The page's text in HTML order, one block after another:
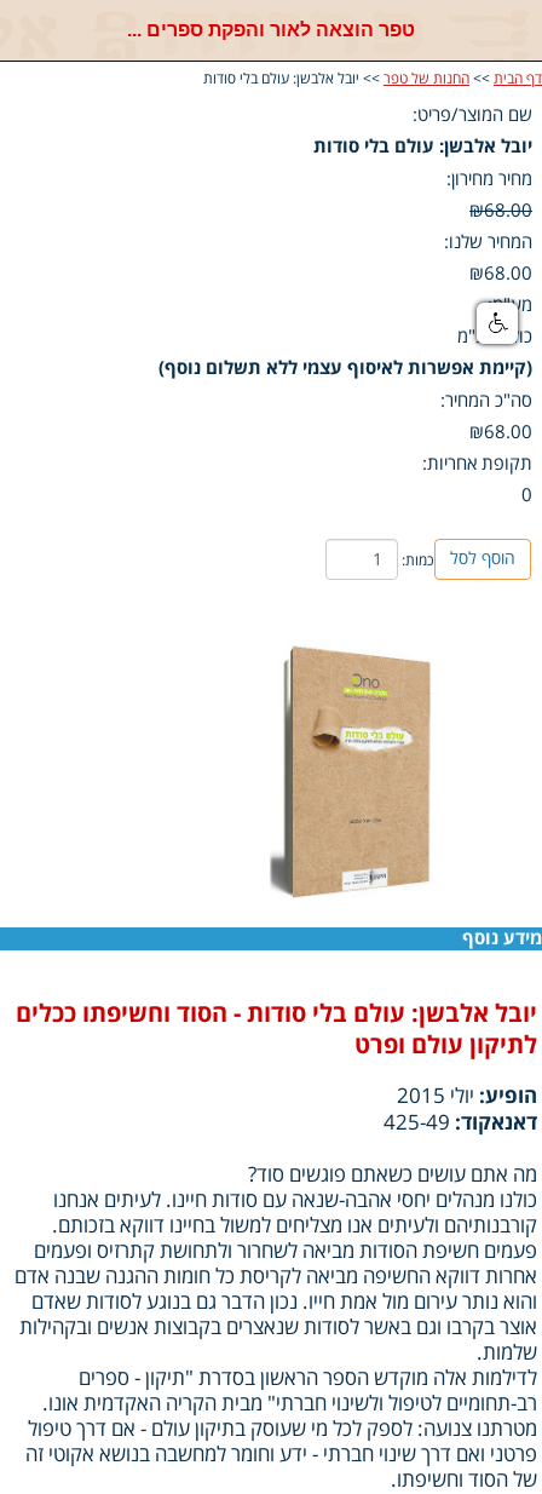
טפר הוצאה לאור והפקת ספרים ...
דף הבית >> החנות של טפר >> יובל אלבשן: עולם בלי סודות
שם המוצר/פריט:
יובל אלבשן: עולם בלי סודות
מחיר מחירון:
₪68.00
המחיר שלנו:
₪68.00
מע"מ:
כולל מע"מ
(קיימת אפשרות לאיסוף עצמי ללא תשלום נוסף)
סה"כ המחיר:
₪68.00
תקופת אחריות:
0
הוסף לסל כמות:
מידע נוסף
יובל אלבשן: עולם בלי סודות - הסוד וחשיפתו ככלים
לתיקון עולם ופרט
הופיע: יולי 2015
דאנאקוד:
מה אתם עושים כשאתם פוגשים סוד?
כולנו מנהלים יחסי אהבה-שנאה עם סודות חיינו. לעיתים אנחנו
קורבנותיהם ולעיתים אנו מצליחים למשול בחיינו דווקא בזכותם.
פעמים חשיפת הסודות מביאה לשחרור ולתחושת קתרזיס ופעמים
אחרות דווקא החשיפה מביאה לקריסת כל חומות ההגנה שבנה אדם
והוא נותר עירום מול אמת חייו. נכון הדבר גם בנוגע לסודות שאדם
אוצר בקרבו וגם באשר לסודות שנאצרים בקבוצות אנשים ובקהילות
שלמות.
לדילמות אלה מוקדש הספר הראשון בסדרת "תיקון - ספרים
רב-תחומיים לטיפול ולשינוי חברתי" מבית הקריה האקדמית אונו.
מטרתנו צנועה: לספק לכל מי שעוסק בתיקון עולם - אם דרך טיפול
פרטני ואם דרך שינוי חברתי - ידע וחומר למחשבה בנושא אקוטי זה
של הסוד וחשיפתו.